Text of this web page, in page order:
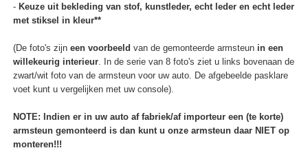
- Keuze uit bekleding van stof, kunstleder, echt leder en echt leder
met stiksel in kleur**
(De foto's zijn een voorbeeld van de gemonteerde armsteun in een
willekeurig interieur. In de serie van 8 foto's ziet u links bovenaan de
zwart/wit foto van de armsteun voor uw auto. De afgebeelde pasklare
voet kunt u vergelijken met uw console).
NOTE: Indien er in uw auto af fabriek/af importeur een (te korte)
armsteun gemonteerd is dan kunt u onze armsteun daar NIET op
monteren!!!